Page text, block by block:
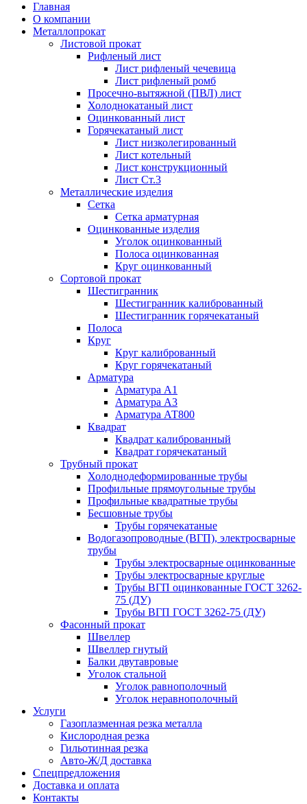
Главная
О компании
Металлопрокат
Листовой прокат
Рифленый лист
Лист рифленый чечевица
Лист рифленый ромб
Просечно-вытяжной (ПВЛ) лист
Холоднокатаный лист
Оцинкованный лист
Горячекатаный лист
Лист низколегированный
Лист котельный
Лист конструкционный
Лист Ст.3
Металлические изделия
Сетка
Сетка арматурная
Оцинкованные изделия
Уголок оцинкованный
Полоса оцинкованная
Круг оцинкованный
Сортовой прокат
Шестигранник
Шестигранник калиброванный
Шестигранник горячекатаный
Полоса
Круг
Круг калиброванный
Круг горячекатаный
Арматура
Арматура А1
Арматура А3
Арматура АТ800
Квадрат
Квадрат калиброванный
Квадрат горячекатаный
Трубный прокат
Холоднодеформированные трубы
Профильные прямоугольные трубы
Профильные квадратные трубы
Бесшовные трубы
Трубы горячекатаные
Водогазопроводные (ВГП), электросварные
трубы
Трубы электросварные оцинкованные
Трубы электросварные круглые
Трубы ВГП оцинкованные ГОСТ 3262-
75 (ДУ)
Трубы ВГП ГОСТ 3262-75 (ДУ)
Фасонный прокат
Швеллер
Швеллер гнутый
Балки двутавровые
Уголок стальной
Уголок равнополочный
Уголок неравнополочный
Услуги
Газоплазменная резка металла
Кислородная резка
Гильотинная резка
Авто-Ж/Д доставка
Спецпредложения
Доставка и оплата
Контакты